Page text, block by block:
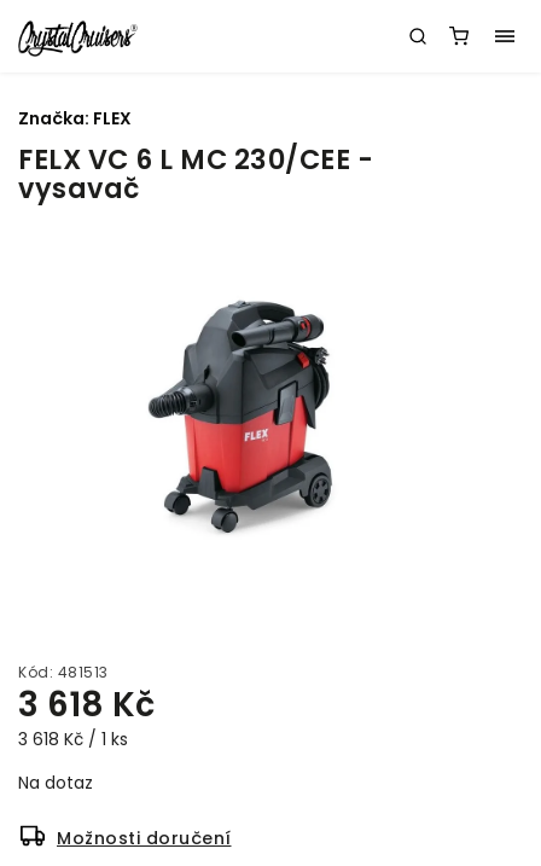
FELX VC 6 L MC 230/CEE -
vysavač
Kód: 481513
3 618 Kč
3 618 Kč / 1 ks
Na dotaz
Možnosti doručení
Značka: FLEX